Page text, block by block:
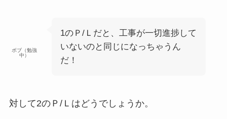
ボブ（勉強
中）
1のＰ/Ｌだと、工事が一切進捗して
いないのと同じになっちゃうん
だ！
対して2のＰ/Ｌはどうでしょうか。